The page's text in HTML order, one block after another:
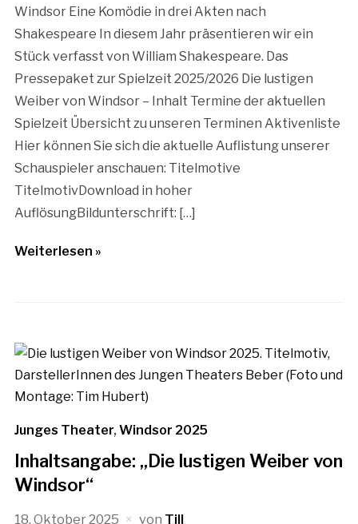
Windsor Eine Komödie in drei Akten nach
Shakespeare In diesem Jahr präsentieren wir ein
Stück verfasst von William Shakespeare. Das
Pressepaket zur Spielzeit 2025/2026 Die lustigen
Weiber von Windsor – Inhalt Termine der aktuellen
Spielzeit Übersicht zu unseren Terminen Aktivenliste
Hier können Sie sich die aktuelle Auflistung unserer
Schauspieler anschauen: Titelmotive
TitelmotivDownload in hoher
AuflösungBildunterschrift: […]
Weiterlesen »
Junges Theater, Windsor 2025
Inhaltsangabe: „Die lustigen Weiber von
Windsor“
18. Oktober 2025 von Till